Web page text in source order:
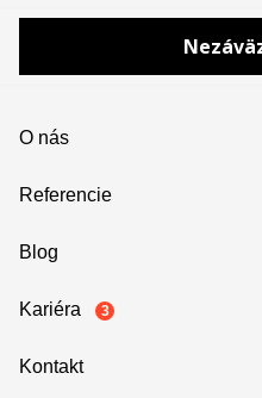
O nás
Referencie
Blog
Kariéra 3
Kontakt